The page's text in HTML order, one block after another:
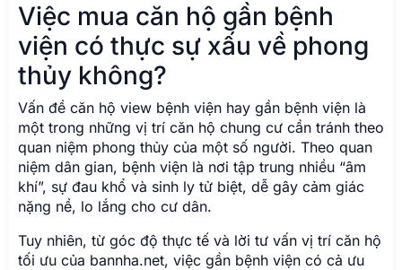
Việc mua căn hộ gần bệnh
viện có thực sự xấu về phong
thủy không?
Vấn đề căn hộ view bệnh viện hay gần bệnh viện là
một trong những vị trí căn hộ chung cư cần tránh theo
quan niệm phong thủy của một số người. Theo quan
niệm dân gian, bệnh viện là nơi tập trung nhiều “âm
khí”, sự đau khổ và sinh ly tử biệt, dễ gây cảm giác
nặng nề, lo lắng cho cư dân.
Tuy nhiên, từ góc độ thực tế và lời tư vấn vị trí căn hộ
tối ưu của bannha.net, việc gần bệnh viện có cả ưu